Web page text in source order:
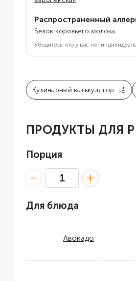
Распространенный
Белок коровьего молока
Убедитесь, что у вас нет
Кулинарный калькулятор
ПРОДУКТЫ ДЛЯ
Порция
Для блюда
Авокадо